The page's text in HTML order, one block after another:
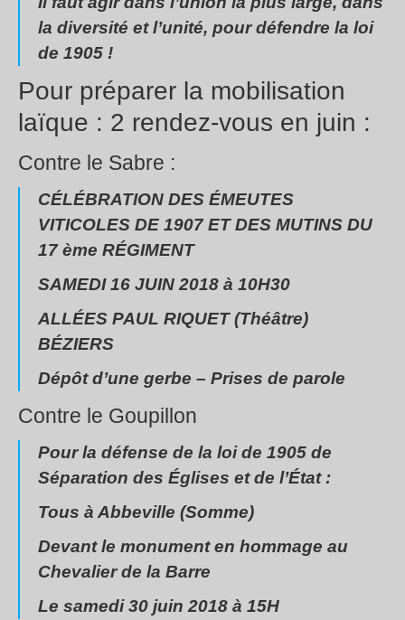
la diversité et l’unité, pour défendre la loi
de 1905 !
Pour préparer la mobilisation
laïque : 2 rendez-vous en juin :
Contre le Sabre :
CÉLÉBRATION DES ÉMEUTES
VITICOLES DE 1907 ET DES MUTINS DU
17 ème RÉGIMENT
SAMEDI 16 JUIN 2018 à 10H30
ALLÉES PAUL RIQUET (Théâtre)
BÉZIERS
Dépôt d’une gerbe – Prises de parole
Contre le Goupillon
Pour la défense de la loi de 1905 de
Séparation des Églises et de l’État :
Tous à Abbeville (Somme)
Devant le monument en hommage au
Chevalier de la Barre
Le samedi 30 juin 2018 à 15H